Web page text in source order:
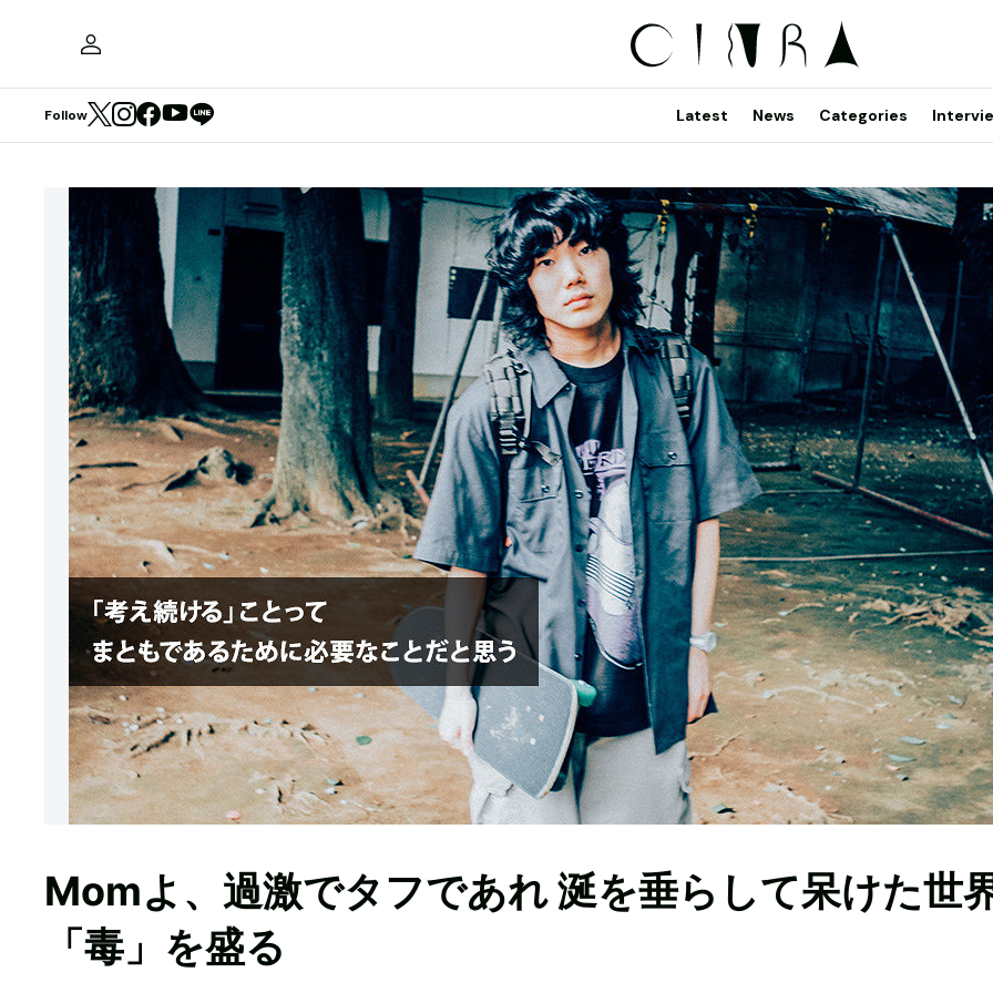
Follow Latest News Categories
Momよ、過激でタフであれ 涎を垂らして呆けた世
「毒」を盛る